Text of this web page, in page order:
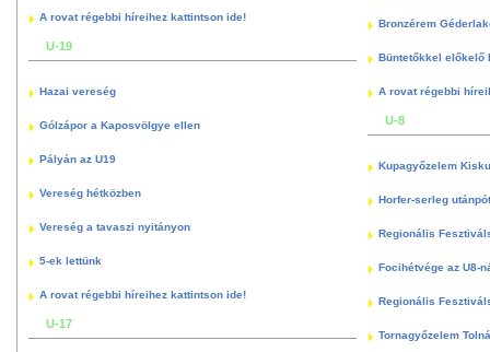
A rovat régebbi híreihez kattintson ide!
U-19
Hazai vereség
Gólzápor a Kaposvölgye ellen
Pályán az U19
Vereség hétközben
Vereség a tavaszi nyitányon
5-ek lettünk
A rovat régebbi híreihez kattintson ide!
U-17
Bronzérem
Büntetőkkel előkelő
A rovat régebbi
U-8
Kupagyőzelem
Horfer-serleg
Regionális
Focihétvége az U8-
Regionális
Tornagyőzelem